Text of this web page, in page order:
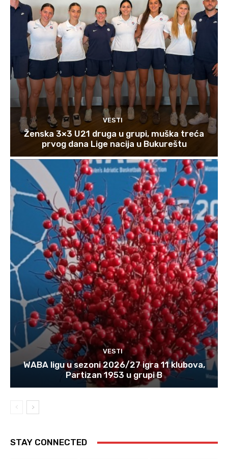
VESTI
Ženska 3×3 U21 druga u grupi, muška treća
prvog dana Lige nacija u Bukureštu
VESTI
WABA ligu u sezoni 2026/27 igra 11 klubova,
Partizan 1953 u grupi B
STAY CONNECTED